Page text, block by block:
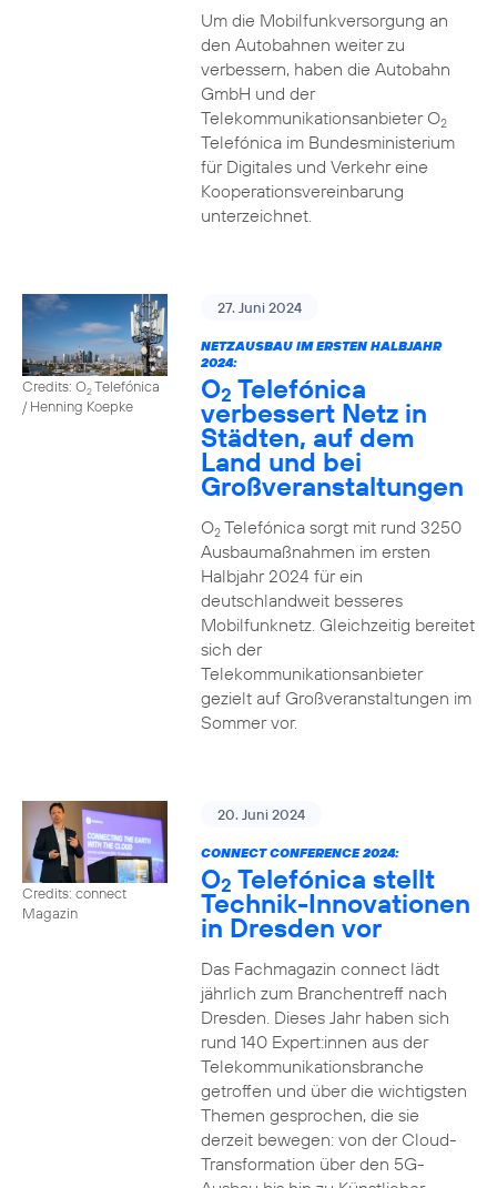
Um die Mobilfunkversorgung an
den Autobahnen weiter zu
verbessern, haben die Autobahn
GmbH und der
Telekommunikationsanbieter O2
Telefónica im Bundesministerium
für Digitales und Verkehr eine
Kooperationsvereinbarung
unterzeichnet.
Credits: O2Telefónica
/ Henning Koepke
27. Juni 2024
NETZAUSBAU IM ERSTEN HALBJAHR
2024:
O2 Telefónica
verbessert Netz in
Städten, auf dem
Land und bei
Großveranstaltungen
O2Telefónica sorgt mit rund 3250
Ausbaumaßnahmen im ersten
Halbjahr 2024 für ein
deutschlandweit besseres
Mobilfunknetz. Gleichzeitig bereitet
sich der
Telekommunikationsanbieter
gezielt auf Großveranstaltungen im
Sommer vor.
Credits: connect
Magazin
20. Juni 2024
CONNECT CONFERENCE 2024:
O2 Telefónica stellt
Technik-Innovationen
in Dresden vor
Das Fachmagazin connect lädt
jährlich zum Branchentreff nach
Dresden. Dieses Jahr haben sich
rund 140 Expert:innen aus der
Telekommunikationsbranche
getroffen und über die wichtigsten
Themen gesprochen, die sie
derzeit bewegen: von der Cloud-
Transformation über den 5G-